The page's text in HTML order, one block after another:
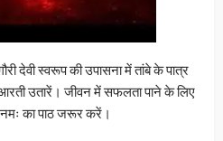
देवी स्वरूप की उपासना में तांबे के पात्र
उतारें। जीवन में सफलता पाने के लिए
नमः का पाठ जरूर करें।